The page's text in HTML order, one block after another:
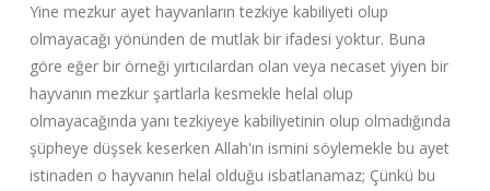
Yine mezkur ayet hayvanların tezkiye kabiliyeti olup
olmayacağı yönünden de mutlak bir ifadesi yoktur. Buna
göre eğer bir örneği yırtıcılardan olan veya necaset yiyen bir
hayvanın mezkur şartlarla kesmekle helal olup
olmayacağında yanı tezkiyeye kabiliyetinin olup olmadığında
şüpheye düşsek keserken Allah'ın ismini söylemekle bu ayet
istinaden o hayvanın helal olduğu isbatlanamaz; Çünkü bu